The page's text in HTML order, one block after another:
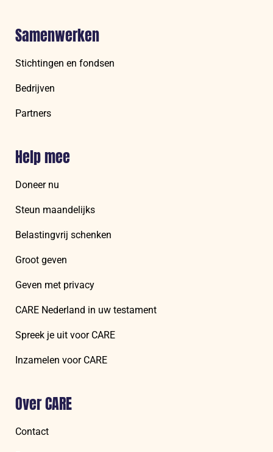
Samenwerken
Stichtingen en fondsen
Bedrijven
Partners
Help mee
Doneer nu
Steun maandelijks
Belastingvrij schenken
Groot geven
Geven met privacy
CARE Nederland in uw testament
Spreek je uit voor CARE
Inzamelen voor CARE
Over CARE
Contact